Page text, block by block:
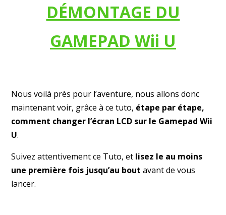
DÉMONTAGE DU
GAMEPAD Wii U
Nous voilà près pour l’aventure, nous allons donc
maintenant voir, grâce à ce tuto, étape par étape,
comment changer l’écran LCD sur le Gamepad Wii
U.
Suivez attentivement ce Tuto, et lisez le au moins
une première fois jusqu’au bout avant de vous
lancer.